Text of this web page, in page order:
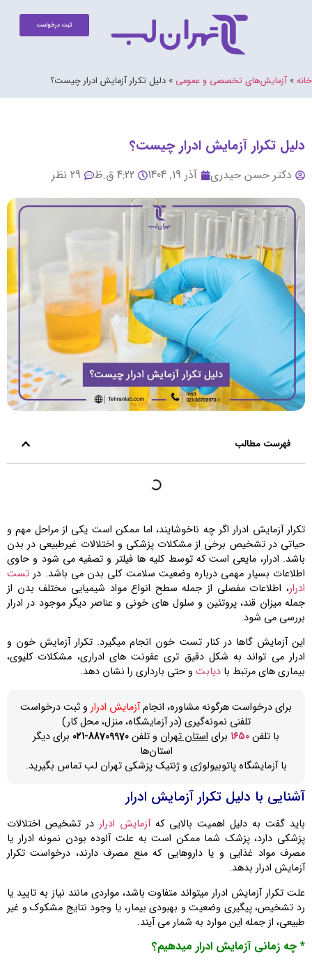
ثبت درخواست
خانه » آزمایش‌های تخصصی و عمومی » دلیل تکرار آزمایش ادرار چیست؟
دلیل تکرار آزمایش ادرار چیست؟
دکتر حسن حیدری آذر 19, 1404 4:22 ق.ظ 29 نظر
فهرست مطالب
تکرار آزمایش ادرار اگر چه ناخوشایند، اما ممکن است یکی از مراحل مهم و
حیاتی در تشخیص برخی از مشکلات پزشکی و اختلالات غیرطبیعی در بدن
باشد. ادرار، مایعی است که توسط کلیه ‌ها فیلتر و تصفیه می شود و حاوی
اطلاعات بسیار مهمی درباره وضعیت سلامت کلی بدن می ‌باشد. در تست
ادرار، اطلاعات مفصلی از جمله سطح انواع مواد شیمیایی مختلف بدن از
جمله میزان قند، پروتئین و سلول ‌های خونی و عناصر دیگر موجود در ادرار
بررسی می ‌شود.
این آزمایش گاها در کنار تست خون انجام میگیرد. تکرار آزمایش خون و
ادرار می‌ تواند به شکل دقیق تری عفونت ‌های ادراری، مشکلات کلیوی،
بیماری ‌های مرتبط با دیابت و حتی بارداری را نشان دهد.
برای درخواست هرگونه مشاوره، انجامآزمایش ادرار و ثبت درخواست
تلفنی نمونه‌گیری (در آزمایشگاه، منزل، محل کار)
با تلفن۱۶۵۰ برایاستان تهران و تلفن
برای دیگر
استان‌ها
با آزمایشگاه پاتوبیولوژی و ژنتیک پزشکی تهران لب تماس بگیرید.
آشنایی با دلیل تکرار آزمایش ادرار
باید گفت به دلیل اهمیت بالایی کهآزمایش ادرار در تشخیص اختلالات
پزشکی دارد، پزشک شما ممکن است به علت آلوده بودن نمونه ادرار یا
مصرف مواد غذایی و یا داروهایی که منع مصرف دارند، درخواست تکرار
آزمایش ادرار بدهد.
علت تکرار آزمایش ادرار میتواند متفاوت باشد، مواردی مانند نیاز به تایید یا
رد تشخیص، پیگیری وضعیت و بهبودی بیمار، یا وجود نتایج مشکوک و غیر
طبیعی، از جمله این موارد به شمار می آیند.
* چه زمانی آزمایش ادرار میدهیم؟